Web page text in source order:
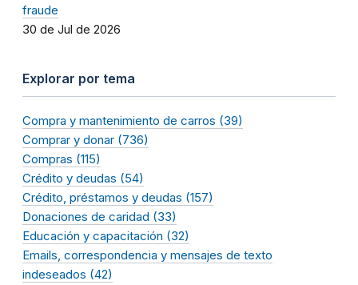
fraude
30 de Jul de 2026
Explorar por tema
Compra y mantenimiento de carros (39)
Comprar y donar (736)
Compras (115)
Crédito y deudas (54)
Crédito, préstamos y deudas (157)
Donaciones de caridad (33)
Educación y capacitación (32)
Emails, correspondencia y mensajes de texto
indeseados (42)